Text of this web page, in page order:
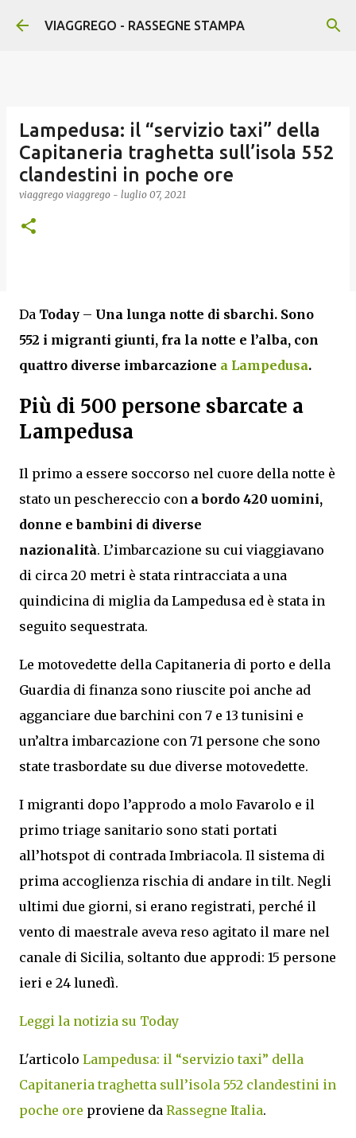
Passa ai contenuti principali
VIAGGREGO - RASSEGNE STAMPA
Lampedusa: il “servizio taxi” della
Capitaneria traghetta sull’isola 552
clandestini in poche ore
viaggrego viaggrego - luglio 07, 2021
Da Today – Una lunga notte di sbarchi. Sono
552 i migranti giunti, fra la notte e l’alba, con
quattro diverse imbarcazione a Lampedusa.
Più di 500 persone sbarcate a
Lampedusa
Il primo a essere soccorso nel cuore della notte è
stato un peschereccio con a bordo 420 uomini,
donne e bambini di diverse
nazionalità. L’imbarcazione su cui viaggiavano
di circa 20 metri è stata rintracciata a una
quindicina di miglia da Lampedusa ed è stata in
seguito sequestrata.
Le motovedette della Capitaneria di porto e della
Guardia di finanza sono riuscite poi anche ad
agganciare due barchini con 7 e 13 tunisini e
un’altra imbarcazione con 71 persone che sono
state trasbordate su due diverse motovedette.
I migranti dopo l’approdo a molo Favarolo e il
primo triage sanitario sono stati portati
all’hotspot di contrada Imbriacola. Il sistema di
prima accoglienza rischia di andare in tilt. Negli
ultimi due giorni, si erano registrati, perché il
vento di maestrale aveva reso agitato il mare nel
canale di Sicilia, soltanto due approdi: 15 persone
ieri e 24 lunedì.
Leggi la notizia su Today
L'articolo Lampedusa: il “servizio taxi” della
Capitaneria traghetta sull’isola 552 clandestini in
poche ore proviene da Rassegne Italia.